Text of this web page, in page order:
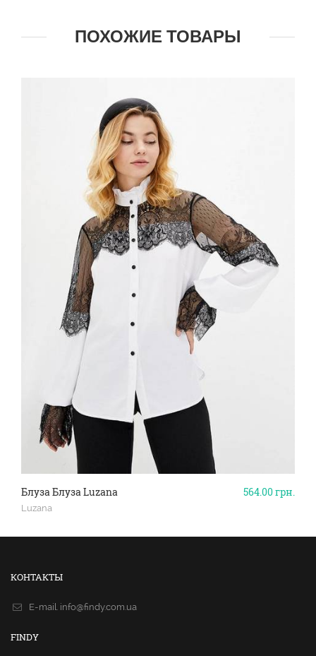
ПОХОЖИЕ ТОВАРЫ
564.00грн.
Блуза Блуза Luzana
Luzana
КОНТАКТЫ
E-mail. info@findy.com.ua
FINDY